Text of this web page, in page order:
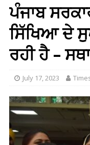
ਪੰਜਾਬ
ਸਿੱਖਿਆ ਦੇ
ਰਹੀ ਹੈ –
July 17, 2023